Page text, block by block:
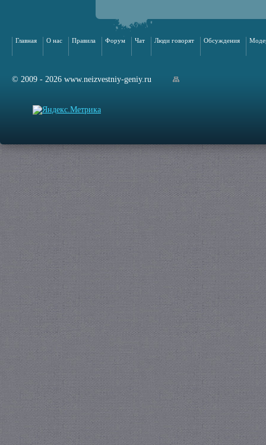
Главная О нас Правила Форум Чат Люди говорят Обсуждения
© 2009 - 2026 www.neizvestniy-geniy.ru
сайта